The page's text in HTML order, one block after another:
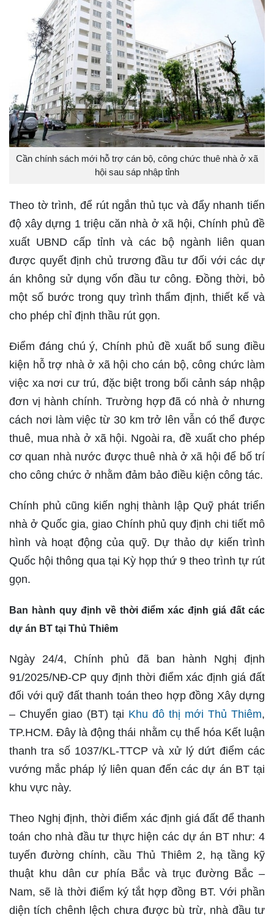
Cần chính sách mới hỗ trợ cán bộ, công chức thuê nhà ở xã
hội sau sáp nhập tỉnh
Theo tờ trình, để rút ngắn thủ tục và đẩy nhanh tiến
độ xây dựng 1 triệu căn nhà ở xã hội, Chính phủ đề
xuất UBND cấp tỉnh và các bộ ngành liên quan
được quyết định chủ trương đầu tư đối với các dự
án không sử dụng vốn đầu tư công. Đồng thời, bỏ
một số bước trong quy trình thẩm định, thiết kế và
cho phép chỉ định thầu rút gọn.
Điểm đáng chú ý, Chính phủ đề xuất bổ sung điều
kiện hỗ trợ nhà ở xã hội cho cán bộ, công chức làm
việc xa nơi cư trú, đặc biệt trong bối cảnh sáp nhập
đơn vị hành chính. Trường hợp đã có nhà ở nhưng
cách nơi làm việc từ 30 km trở lên vẫn có thể được
thuê, mua nhà ở xã hội. Ngoài ra, đề xuất cho phép
cơ quan nhà nước được thuê nhà ở xã hội để bố trí
cho công chức ở nhằm đảm bảo điều kiện công tác.
Chính phủ cũng kiến nghị thành lập Quỹ phát triển
nhà ở Quốc gia, giao Chính phủ quy định chi tiết mô
hình và hoạt động của quỹ. Dự thảo dự kiến trình
Quốc hội thông qua tại Kỳ họp thứ 9 theo trình tự rút
gọn.
Ban hành quy định về thời điểm xác định giá đất các
dự án BT tại Thủ Thiêm
Ngày 24/4, Chính phủ đã ban hành Nghị định
91/2025/NĐ-CP quy định thời điểm xác định giá đất
đối với quỹ đất thanh toán theo hợp đồng Xây dựng
– Chuyển giao (BT) tại Khu đô thị mới Thủ Thiêm,
TP.HCM. Đây là động thái nhằm cụ thể hóa Kết luận
thanh tra số 1037/KL-TTCP và xử lý dứt điểm các
vướng mắc pháp lý liên quan đến các dự án BT tại
khu vực này.
Theo Nghị định, thời điểm xác định giá đất để thanh
toán cho nhà đầu tư thực hiện các dự án BT như: 4
tuyến đường chính, cầu Thủ Thiêm 2, hạ tầng kỹ
thuật khu dân cư phía Bắc và trục đường Bắc –
Nam, sẽ là thời điểm ký tắt hợp đồng BT. Với phần
diện tích chênh lệch chưa được bù trừ, nhà đầu tư